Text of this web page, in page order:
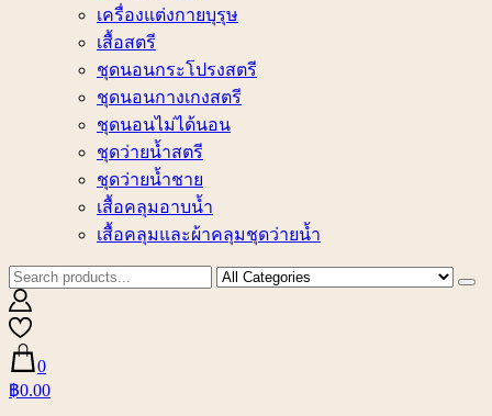
เครื่องแต่งกายบุรุษ
เสื้อสตรี
ชุดนอนกระโปรงสตรี
ชุดนอนกางเกงสตรี
ชุดนอนไม่ได้นอน
ชุดว่ายน้ำสตรี
ชุดว่ายน้ำชาย
เสื้อคลุมอาบน้ำ
เสื้อคลุมและผ้าคลุมชุดว่ายน้ำ
0
฿0.00